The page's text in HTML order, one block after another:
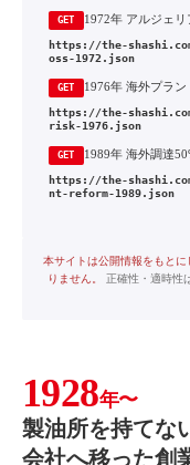
GET
https://the-
oss-1972.json
GET 1976年 海外プラ
https://the-
risk-1976.json
GET 1989年 海外調達
https://the-
nt-reform-1989.json
本サイトは公開情報をもと
りません。
正確性・適時性
1928年〜
製油所を持てな
会社へ移った創